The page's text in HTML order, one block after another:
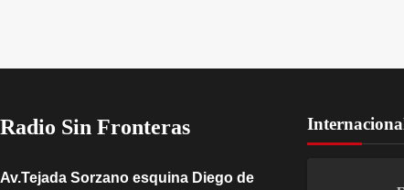
Radio Sin Fronteras
Av.Tejada Sorzano esquina Diego de